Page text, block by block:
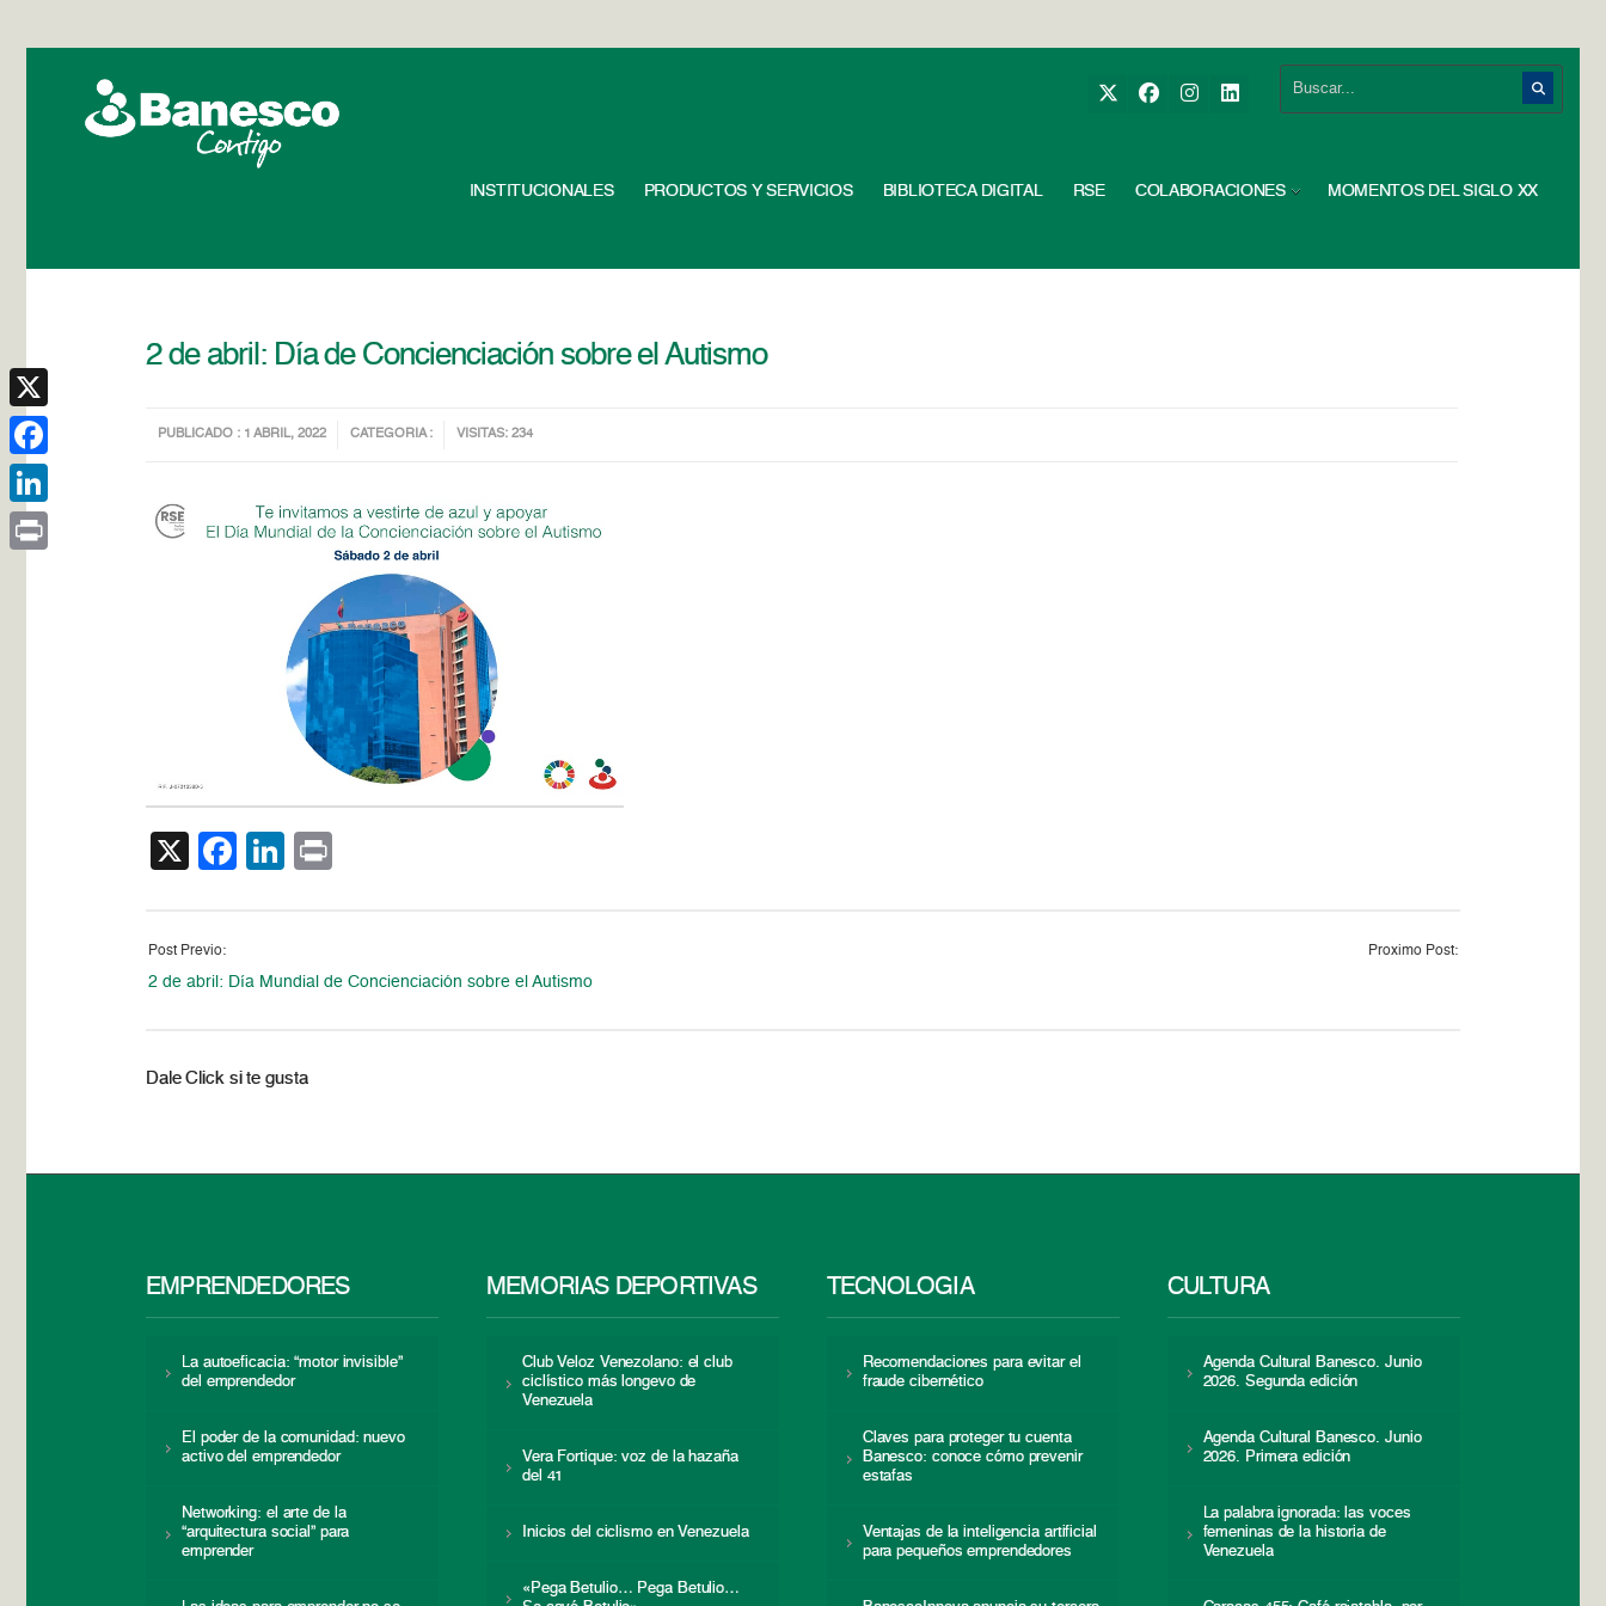
INSTITUCIONALES PRODUCTOS Y SERVICIOS BIBLIOTECA DIGITAL RSE COLABORACIONES MOMENTOS DEL SIGLO XX
2 de abril: Día de Concienciación sobre el Autismo
PUBLICADO : 1 ABRIL, 2022 CATEGORIA : VISITAS: 234
X Facebook
LinkedIn
Post Previo:
2 de abril: Día Mundial de Concienciación sobre el Autismo
Proximo Post:
Dale Click si te gusta
EMPRENDEDORES
La autoeficacia: “motor invisible”
del emprendedor
El poder de la comunidad: nuevo
activo del emprendedor
Networking: el arte de la
“arquitectura social” para
emprender
MEMORIAS DEPORTIVAS
Club Veloz Venezolano: el club
ciclístico más longevo de
Venezuela
Vera Fortique: voz de la hazaña
del 41
Inicios del ciclismo en Venezuela
«Pega Betulio… Pega Betulio…
TECNOLOGÍA
Recomendaciones para evitar el
fraude cibernético
Claves para proteger tu cuenta
Banesco: conoce cómo prevenir
estafas
Ventajas de la inteligencia artificial
para pequeños emprendedores
CULTURA
Agenda Cultural Banesco. Junio
2026. Segunda edición
Agenda Cultural Banesco. Junio
2026. Primera edición
La palabra ignorada: las voces
femeninas de la historia de
Venezuela
X
Facebook
LinkedIn